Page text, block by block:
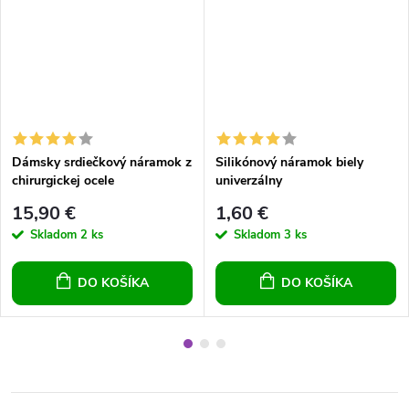
Dámsky srdiečkový náramok z
chirurgickej ocele
15,90 €
Skladom 2 ks
DO KOŠÍKA
Silikónový náramok biely
univerzálny
1,60 €
Skladom 3 ks
DO KOŠÍKA